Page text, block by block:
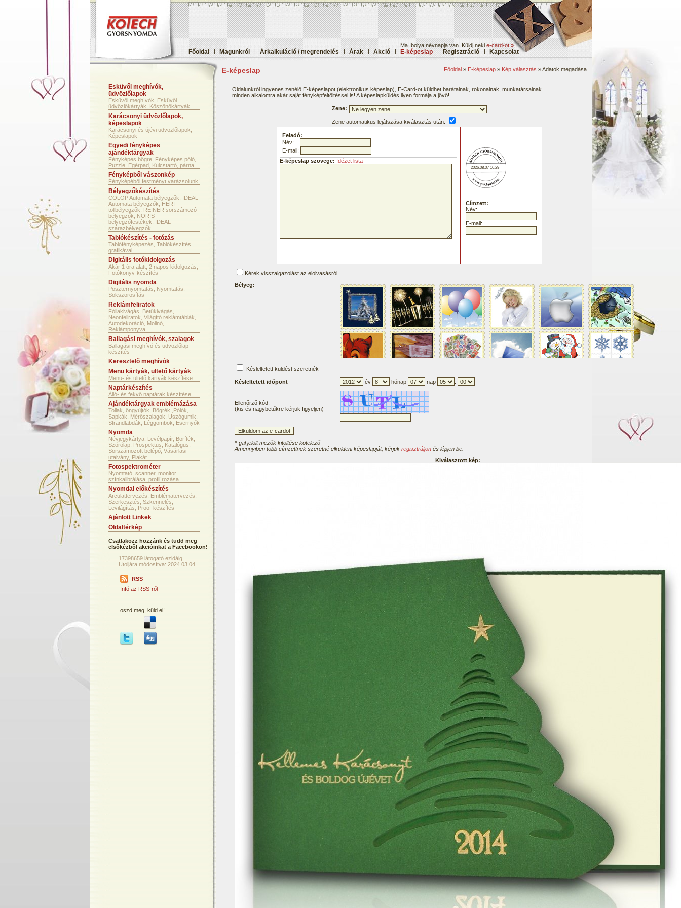
Ma Ibolya névnapja van. Küldj nekie-card-ot »
Főoldal | Magunkról | Árkalkuláció / megrendelés | Árak | Akció | E-képeslap | Regisztráció | Kapcsolat
E-képeslap Főoldal » E-képeslap » Kép választás » Adatok megadása
Esküvői meghívók,
üdvözlőlapok
Esküvői meghívók, Esküvői
üdvözlőkártyák, Köszönőkártyák
Karácsonyi üdvözlőlapok,
képeslapok
Karácsonyi és újévi üdvözlőlapok,
Képeslapok
Egyedi fényképes
ajándéktárgyak
Fényképes bögre, Fényképes póló,
Puzzle, Egérpad, Kulcstartó, párna
Fényképből vászonkép
Fényképéből festményt varázsolunk!
Bélyegzőkészítés
COLOP Automata bélyegzők, IDEAL
Automata bélyegzők, HERI
tollbélyegzők, REINER sorszámozó
bélyegzők, NORIS
bélyegzőfestékek, IDEAL
szárazbélyegzők
Tablókészítés - fotózás
Tablófényképezés, Tablókészítés
grafikával
Digitális fotókidolgozás
Akár 1 óra alatt, 2 napos kidolgozás,
Fotókönyv-készítés
Digitális nyomda
Poszternyomtatás, Nyomtatás,
Sokszorosítás
Reklámfeliratok
Fóliakivágás, Betűkivágás,
Neonfeliratok, Világító reklámtáblák,
Autodekoráció, Molinó,
Reklámponyva
Ballagási meghívók, szalagok
Ballagási meghívó és üdvözlőlap
készítés
Keresztelő meghívók
Menü kártyák, ültető kártyák
Menü- és ültető kártyák készítése
Naptárkészítés
Álló- és fekvő naptárak készítése
Ajándéktárgyak emblémázása
Tollak, öngyújtók, Bögrék ,Pólók,
Sapkák, Mérőszalagok, Uszógumik,
Strandlabdák, Léggömbök, Esernyők
Nyomda
Névjegykártya, Levélpapír, Boríték,
Szórólap, Prospektus, Katalógus,
Sorszámozott belépő, Vásárlási
utalvány, Plakát
Fotospektrométer
Nyomtató, scanner, monitor
színkalibrálása, profilírozása
Nyomdai előkészítés
Arculattervezés, Emblématervezés,
Szerkesztés, Szkennelés,
Levilágítás, Proof-készítés
Ajánlott Linkek
Oldaltérkép
Csatlakozz hozzánk és tudd meg
elsőkézből akcióinkat a Facebookon!
17398659 látogató ezidáig
Utoljára módosítva: 2024.03.04
RSS
Infó az RSS-ről
oszd meg, küld el!
Oldalunkról ingyenes zenélő E-képeslapot (elektronikus képeslap), E-Card-ot küldhet barátainak, rokonainak, munkatársainak
minden alkalomra akár saját fényképfeltöltéssel is! A képeslapküldés ilyen formája a jövő!
Zene:
Zene automatikus lejátszása kiválasztás után:
Feladó:
Név:
E-mail:
E-képeslap szövege: Idézet lista
2026.08.07 16:29
Címzett:
Név:
E-mail:
Kérek visszaigazolást az elolvasásról
Bélyeg:
Késleltetett küldést szeretnék
Késleltetett időpont év hónap nap :
Ellenőrző kód:
(kis és nagybetűkre kérjük figyeljen)
*-gal jelölt mezők kitöltése kötelező
Amennyiben több címzettnek szeretné elküldeni képeslapját, kérjük regisztráljon és lépjen be.
Kiválasztott kép: